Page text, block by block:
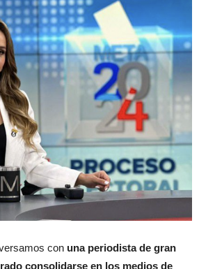
con una periodista de gran
consolidarse en los medios de